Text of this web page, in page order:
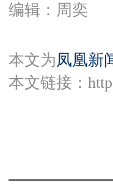
编辑：周奕
本文为凤凰新
本文链接：